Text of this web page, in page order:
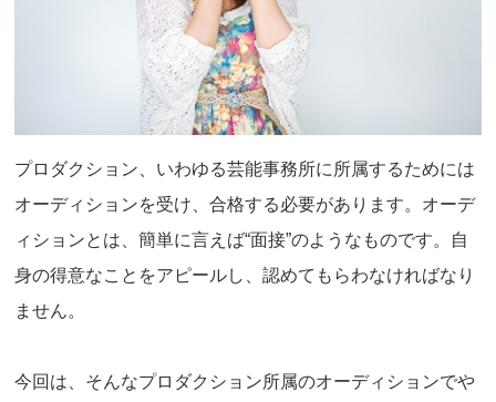
プロダクション、いわゆる芸能事務所に所属するためには
オーディションを受け、合格する必要があります。オーデ
ィションとは、簡単に言えば“面接”のようなものです。自
身の得意なことをアピールし、認めてもらわなければなり
ません。
今回は、そんなプロダクション所属のオーディションでや